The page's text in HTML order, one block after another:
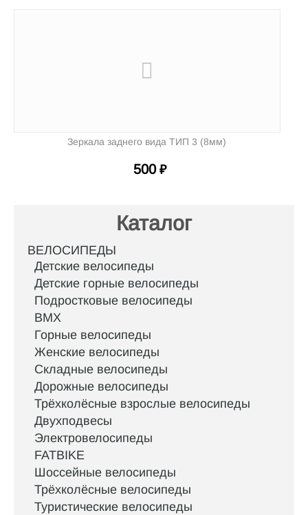
Зеркала заднего вида ТИП 3 (8мм)
500 ₽
Каталог
ВЕЛОСИПЕДЫ
Детские велосипеды
Детские горные велосипеды
Подростковые велосипеды
BMX
Горные велосипеды
Женские велосипеды
Складные велосипеды
Дорожные велосипеды
Трёхколёсные взрослые велосипеды
Двухподвесы
Электровелосипеды
FATBIKE
Шоссейные велосипеды
Трёхколёсные велосипеды
Туристические велосипеды